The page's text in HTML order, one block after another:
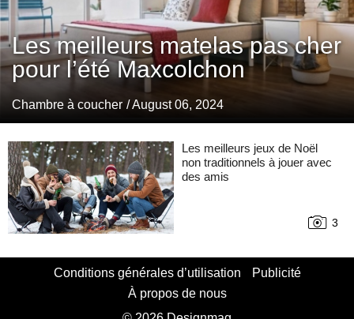
Les meilleurs matelas pas cher
pour l’été Maxcolchon
Chambre à coucher / August 06, 2024
Les meilleurs jeux de Noël
non traditionnels à jouer avec
des amis
3
Conditions générales d’utilisation
Publicité
À propos de nous